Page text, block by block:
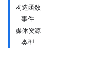
构造函数
事件
媒体资源
类型